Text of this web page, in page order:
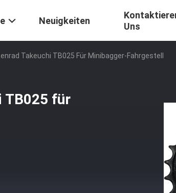
Neuigkeiten
Uns
Takeuchi TB025 Für Minibagger-Fahrgestell
TB025 für